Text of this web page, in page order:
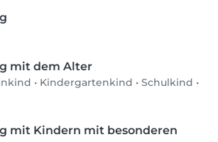
mit dem Alter
• Kindergartenkind • Schulkind •
mit Kindern mit besonderen